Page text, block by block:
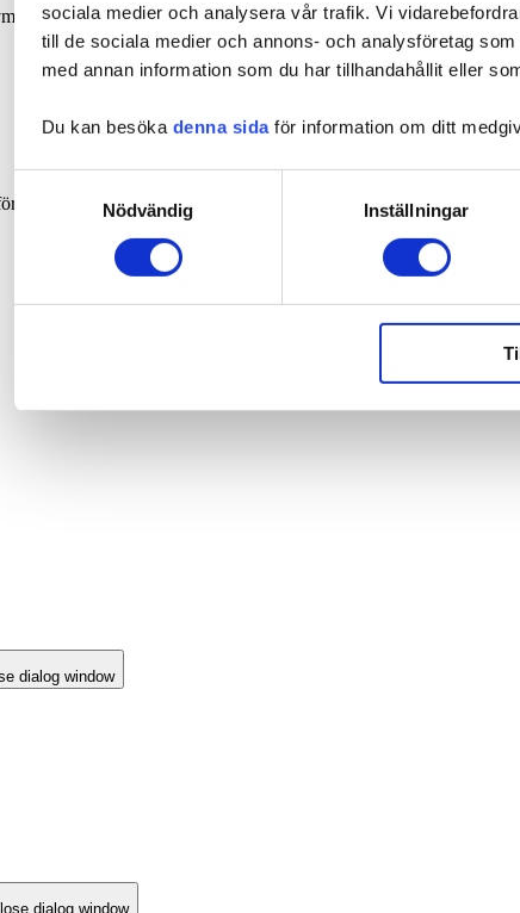
sociala medier och analysera vår trafik. Vi
till de sociala medier och annons- och analysföretag
med annan information som du har tillhandahållit eller
Du kan besöka denna sidaför information om ditt
Nödvändig
Inställningar
så har min maghälsa ständigt förbättrats. Märkte störst
mikroberna att ta Synbiotica
dialog window
dialog window